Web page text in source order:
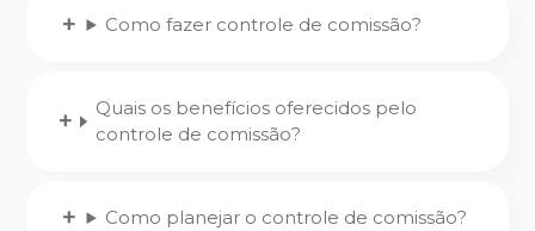
Como fazer controle de comissão?
Quais os benefícios oferecidos pelo
controle de comissão?
Como planejar o controle de comissão?